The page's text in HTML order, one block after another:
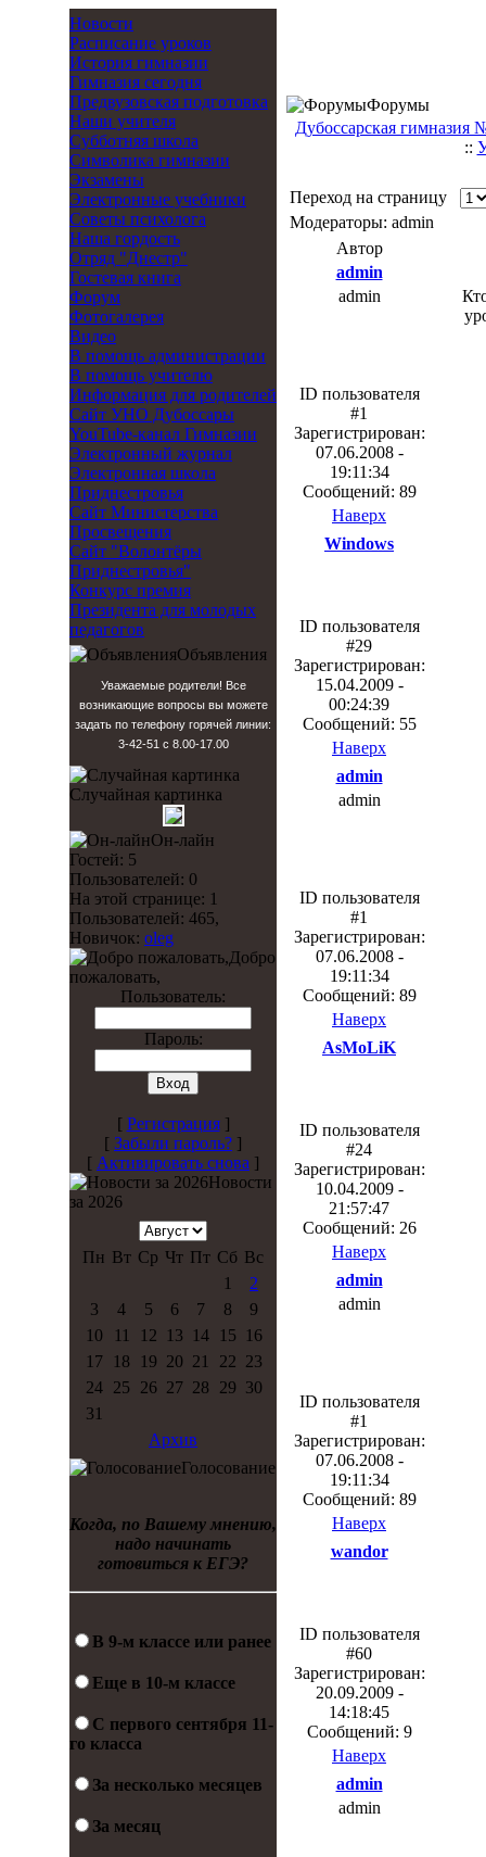
Новости
Расписание уроков
История гимназии
Гимназия сегодня
Предвузовская подготовка
Наши учителя
Субботняя школа
Символика гимназии
Экзамены
Электронные учебники
Советы психолога
Наша гордость
Отряд "Днестр"
Гостевая книга
Форум
Фотогалерея
Видео
В помощь администрации
В помощь учителю
Информация для родителей
Cайт УНО Дубоссары
YouTube-канал Гимназии
Электронный журнал
Электронная школа
Приднестровья
Сайт Министерства
Просвещения
Сайт "Волонтёры
Приднестровья"
Конкурс премия
Президента для молодых
педагогов
Объявления
Уважаемые родители! Все
возникающие вопросы вы можете
задать по телефону горячей линии:
3-42-51 с 8.00-17.00
Случайная картинка
Он-лайн
Гостей: 5
Пользователей: 0
На этой странице: 1
Пользователей: 465,
Новичок: oleg
Добро
пожаловать,
Пользователь:
Пароль:
[ Регистрация]
[ Забыли пароль? ]
[ Активировать снова ]
Новости
за 2026
Пн Вт Ср Чт Пт Сб Вс
1
2
3
4 5 6 7 8
9
10
11 12 13 14 15
16
17
18 19 20 21 22 23
24
25 26 27 28 29 30
31
Архив
Голосование
Когда, по Вашему мнению,
надо начинать
готовиться к ЕГЭ?
В 9-м классе или ранее
Еще в 10-м классе
С первого сентября 11-
го класса
За несколько месяцев
За месяц
Форумы
Дубоссарская гимназия
::
Переход на страницу
Модераторы: admin
Автор
admin
admin
ID пользователя
#1
Зарегистрирован:
07.06.2008 -
19:11:34
Сообщений: 89
Наверх
Windows
ID пользователя
#29
Зарегистрирован:
15.04.2009 -
00:24:39
Сообщений: 55
Наверх
admin
admin
ID пользователя
#1
Зарегистрирован:
07.06.2008 -
19:11:34
Сообщений: 89
Наверх
AsMoLiK
ID пользователя
#24
Зарегистрирован:
10.04.2009 -
21:57:47
Сообщений: 26
Наверх
admin
admin
ID пользователя
#1
Зарегистрирован:
07.06.2008 -
19:11:34
Сообщений: 89
Наверх
wandor
ID пользователя
#60
Зарегистрирован:
20.09.2009 -
14:18:45
Сообщений: 9
Наверх
admin
admin